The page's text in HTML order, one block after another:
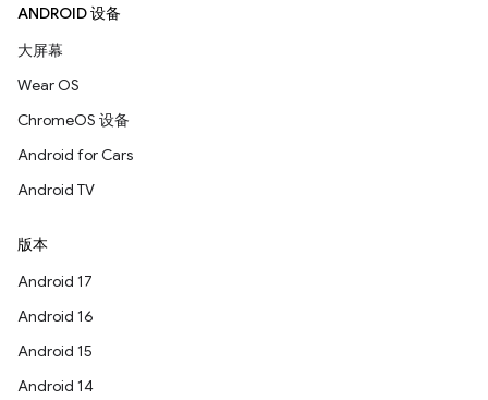
ANDROID 设备
大屏幕
Wear OS
ChromeOS 设备
Android for Cars
Android TV
版本
Android 17
Android 16
Android 15
Android 14